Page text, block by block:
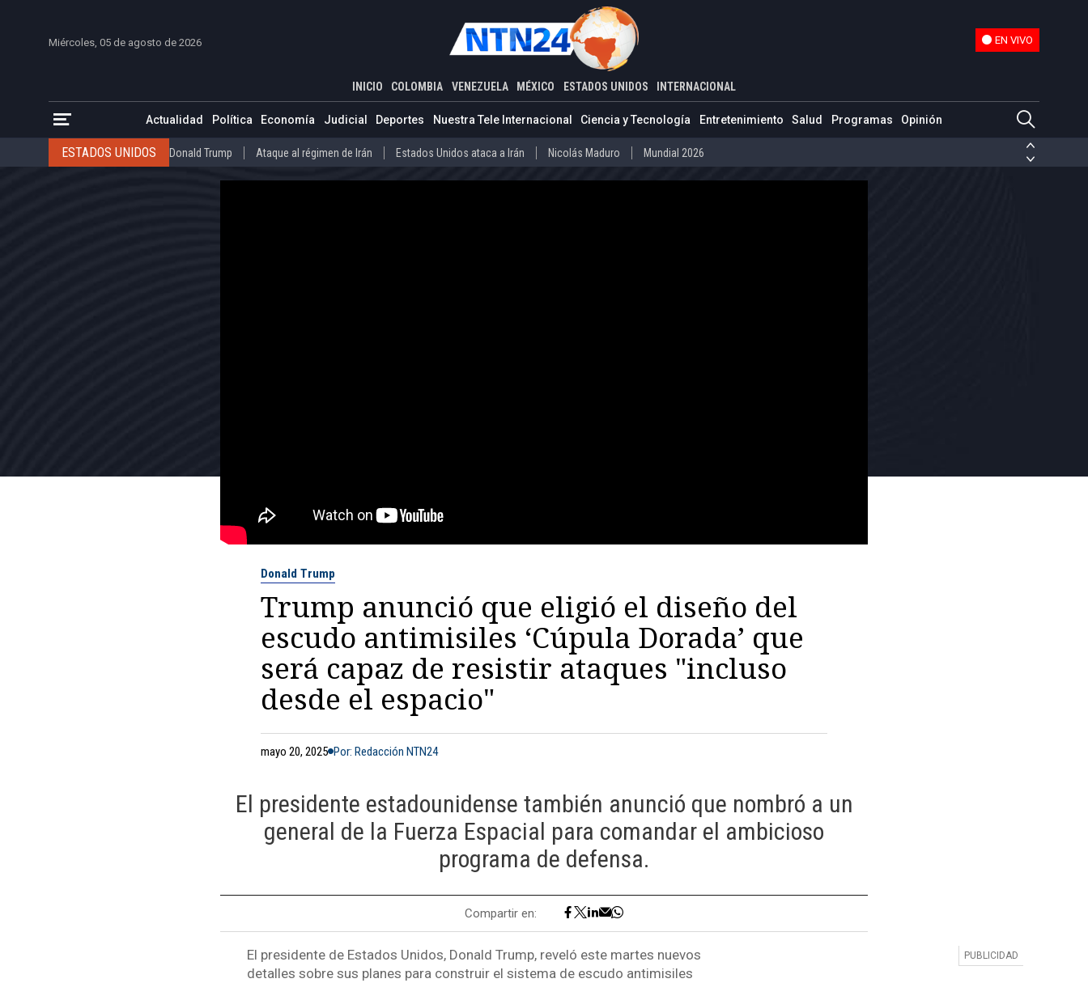
Miércoles, 05 de agosto de 2026 EN VIVO
INICIO COLOMBIA VENEZUELA MÉXICO ESTADOS UNIDOS INTERNACIONAL
Actualidad Política Economía Judicial Deportes Nuestra Tele Internacional Ciencia y Tecnología Entretenimiento Salud Programas Opinión
ESTADOS UNIDOS Donald Trump Ataque al régimen de Irán Estados Unidos ataca a Irán Nicolás Maduro Mundial 2026
José Luis Rodríguez Zapatero Díaz-Canel Cuba Mundial 2026
INTERNACIONAL
Trump anunció que eligió el diseño del escudo antimisiles ‘Cúpula Dorada’ que será capaz de resistir ataques "incluso desde el espacio"
ESTADOS UNIDOS Donald Trump Ataque al régimen de Irán Estados Unidos ataca a Irán Nicolás Maduro Mundial 2026
COLOMBIA Elecciones Presidenciales en Colombia Gustavo Petro Abelardo de la Espriella Iván Cepeda Donald Trump Disidencias de las FARC
Donald Trump
Trump anunció que eligió el diseño del
escudo antimisiles ‘Cúpula Dorada’ que
será capaz de resistir ataques "incluso
desde el espacio"
mayo 20, 2025 Por: Redacción NTN24
El presidente estadounidense también anunció que nombró a un
general de la Fuerza Espacial para comandar el ambicioso
programa de defensa.
Compartir en:
El presidente de Estados Unidos, Donald Trump, reveló este martes nuevos
detalles sobre sus planes para construir el sistema de escudo antimisiles